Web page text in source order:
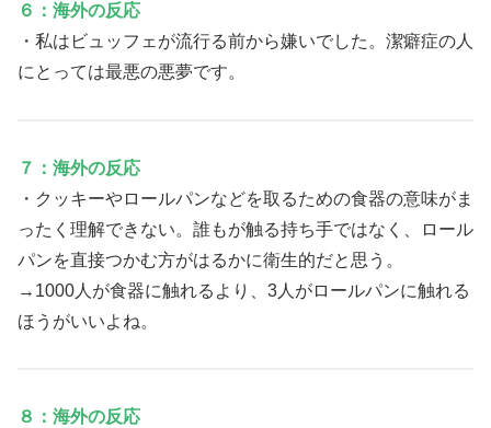
６：海外の反応
・私はビュッフェが流行る前から嫌いでした。潔癖症の人
にとっては最悪の悪夢です。
７：海外の反応
・クッキーやロールパンなどを取るための食器の意味がま
ったく理解できない。誰もが触る持ち手ではなく、ロール
パンを直接つかむ方がはるかに衛生的だと思う。
→1000人が食器に触れるより、3人がロールパンに触れる
ほうがいいよね。
８：海外の反応